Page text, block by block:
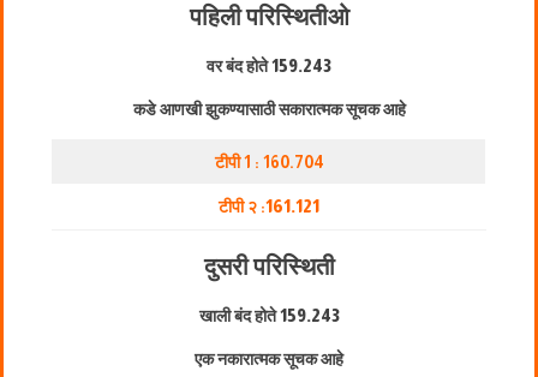
पहिली परिस्थितीओ
वर बंद होते159.243
कडे आणखी झुकण्यासाठी सकारात्मक सूचक आहे
टीपी 1 : 160.704
टीपी २ :161.121
दुसरी परिस्थिती
खाली बंद होते159.243
एक नकारात्मक सूचक आहे